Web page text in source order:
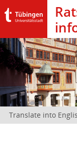
Translate into